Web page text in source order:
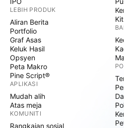
LEBIH PRODUK
Aliran Berita
Portfolio
Graf Asas
Keluk Hasil
Opsyen
Peta Makro
Pine Script®
APLIKASI
Mudah alih
Atas meja
KOMUNITI
Rangkaian sosial